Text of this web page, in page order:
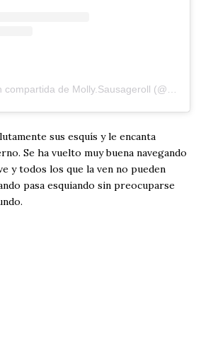
sus esquís y le encanta
Se ha vuelto muy buena navegando
y todos los que la ven no pueden
pasa esquiando sin preocuparse